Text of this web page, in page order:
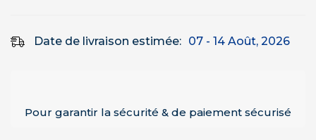
Date de livraison estimée: 07 - 14 Août, 2026
Pour garantir la sécurité & de paiement sécurisé